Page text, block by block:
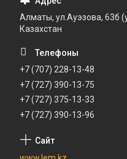
Алматы, ул.Ауэзова, 63б
Казахстан
+7 (707) 228-13-48
+7 (727) 390-13-75
+7 (727) 375-13-33
+7 (727) 390-13-96